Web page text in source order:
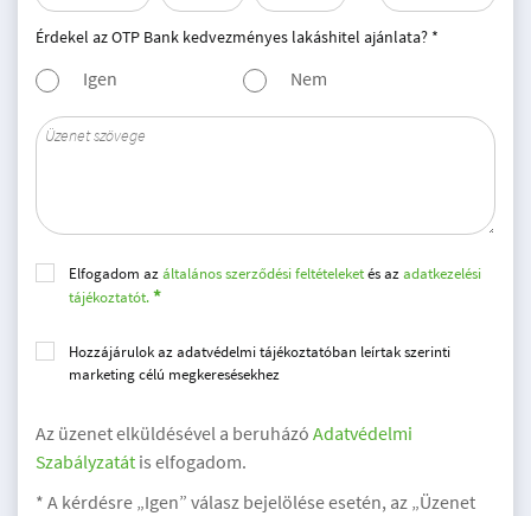
Érdekel az OTP Bank kedvezményes lakáshitel ajánlata? *
Igen Nem
Elfogadom azáltalános szerződési feltételeketés azadatkezelési
tájékoztatót.
Hozzájárulok az adatvédelmi tájékoztatóban leírtak szerinti
marketing célú megkeresésekhez
Az üzenet elküldésével a beruházó Adatvédelmi
Szabályzatát is elfogadom.
* A kérdésre „Igen” válasz bejelölése esetén, az „Üzenet